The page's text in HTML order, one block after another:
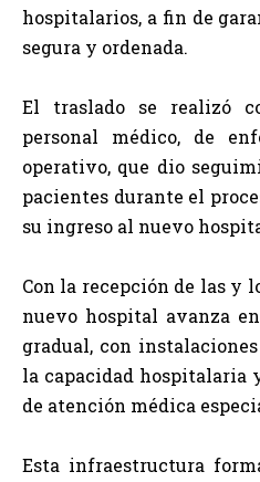
hospitalarios, a fin de
segura y ordenada.
El traslado se realizó
personal médico, de
operativo, que dio
pacientes durante el
su ingreso al nuevo
Con la recepción de las y
nuevo hospital avanza
gradual, con
la capacidad hospitalaria
de atención médica
Esta infraestructura